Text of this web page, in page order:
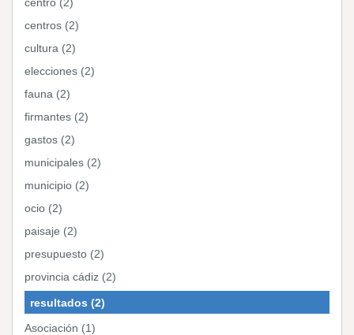
centros (2)
cultura (2)
elecciones (2)
fauna (2)
firmantes (2)
gastos (2)
municipales (2)
municipio (2)
ocio (2)
paisaje (2)
presupuesto (2)
provincia cádiz (2)
resultados (2)
Asociación (1)